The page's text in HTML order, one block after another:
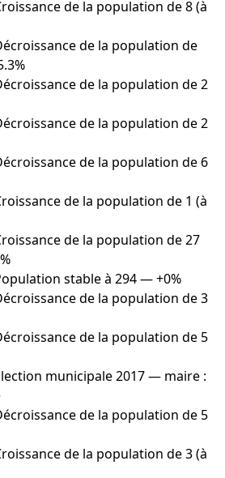
de la population de 8 (à
de la population de
de la population de 2
de la population de 2
de la population de 6
de la population de 1 (à
de la population de 27
stable à 294 — +0%
de la population de 3
de la population de 5
municipale 2017 — maire :
de la population de 5
de la population de 3 (à